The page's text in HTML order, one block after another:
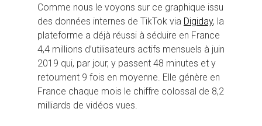
Comme nous le voyons sur ce graphique issu
des données internes de TikTok via Digiday, la
plateforme a déjà réussi à séduire en France
4,4 millions d’utilisateurs actifs mensuels à juin
2019 qui, par jour, y passent 48 minutes et y
retournent 9 fois en moyenne. Elle génère en
France chaque mois le chiffre colossal de 8,2
milliards de vidéos vues.